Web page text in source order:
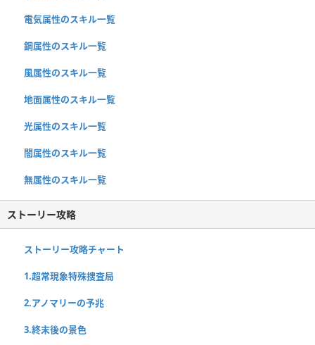
電気属性のスキル一覧
鋼属性のスキル一覧
風属性のスキル一覧
地面属性のスキル一覧
光属性のスキル一覧
闇属性のスキル一覧
無属性のスキル一覧
ストーリー攻略
ストーリー攻略チャート
1.超常現象特殊捜査局
2.アノマリーの予兆
3.終末後の景色